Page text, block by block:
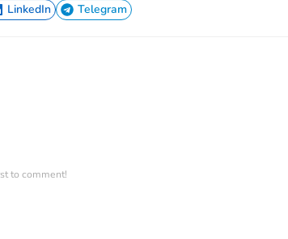
LinkedIn
LinkedIn
Telegram
Telegram
to comment!